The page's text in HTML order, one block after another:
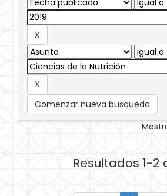
Comenzar nueva busqueda
Resultados 1-2